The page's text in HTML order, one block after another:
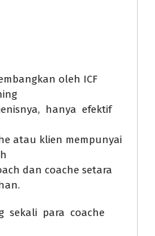
oleh ICF
hanya efektif
atau klien mempunyai
dan coache setara
sekali para coache